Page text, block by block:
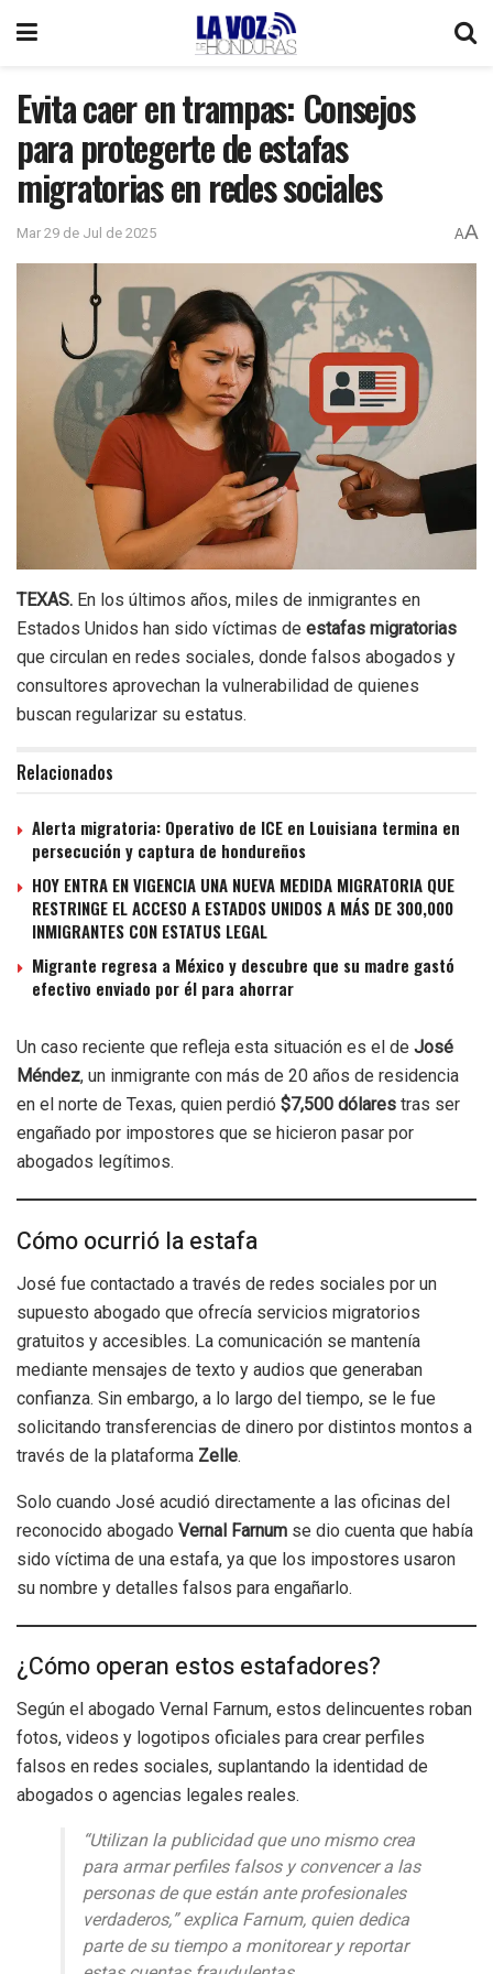
Evita caer en trampas: Consejos
para protegerte de estafas
migratorias en redes sociales
Mar 29 de Jul de 2025 AA
TEXAS. En los últimos años, miles de inmigrantes en
Estados Unidos han sido víctimas de estafas migratorias
que circulan en redes sociales, donde falsos abogados y
consultores aprovechan la vulnerabilidad de quienes
buscan regularizar su estatus.
Relacionados
Alerta migratoria: Operativo de ICE en Louisiana termina en
persecución y captura de hondureños
HOY ENTRA EN VIGENCIA UNA NUEVA MEDIDA MIGRATORIA QUE
RESTRINGE EL ACCESO A ESTADOS UNIDOS A MÁS DE 300,000
INMIGRANTES CON ESTATUS LEGAL
Migrante regresa a México y descubre que su madre gastó
efectivo enviado por él para ahorrar
Un caso reciente que refleja esta situación es el de José
Méndez, un inmigrante con más de 20 años de residencia
en el norte de Texas, quien perdió $7,500 dólares tras ser
engañado por impostores que se hicieron pasar por
abogados legítimos.
Cómo ocurrió la estafa
José fue contactado a través de redes sociales por un
supuesto abogado que ofrecía servicios migratorios
gratuitos y accesibles. La comunicación se mantenía
mediante mensajes de texto y audios que generaban
confianza. Sin embargo, a lo largo del tiempo, se le fue
solicitando transferencias de dinero por distintos montos a
través de la plataforma Zelle.
Solo cuando José acudió directamente a las oficinas del
reconocido abogado Vernal Farnum se dio cuenta que había
sido víctima de una estafa, ya que los impostores usaron
su nombre y detalles falsos para engañarlo.
¿Cómo operan estos estafadores?
Según el abogado Vernal Farnum, estos delincuentes roban
fotos, videos y logotipos oficiales para crear perfiles
falsos en redes sociales, suplantando la identidad de
abogados o agencias legales reales.
“Utilizan la publicidad que uno mismo crea
para armar perfiles falsos y convencer a las
personas de que están ante profesionales
verdaderos,”explica Farnum, quien dedica
parte de su tiempo a monitorear y reportar